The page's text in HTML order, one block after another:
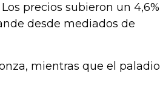
precios subieron un 4,6%
desde mediados de
onza, mientras que el paladio